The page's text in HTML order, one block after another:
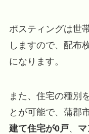
ポスティングは世
しますので、配布
になります。
また、住宅の種別
とが可能で、蒲郡
建て住宅が0戸、